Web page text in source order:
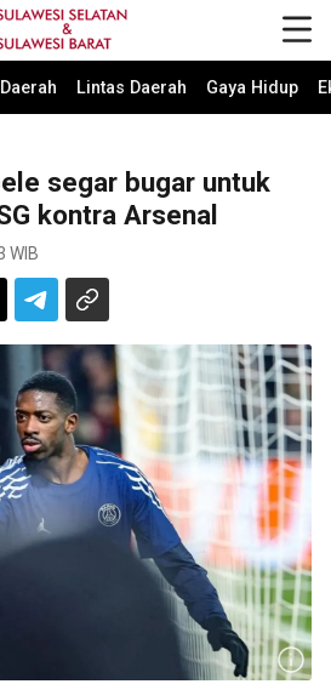
Daerah Lintas Daerah Gaya Hidup
segar bugar untuk
kontra Arsenal
WIB